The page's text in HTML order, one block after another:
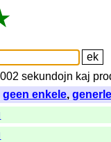
sekundojn kaj
geen enkele,